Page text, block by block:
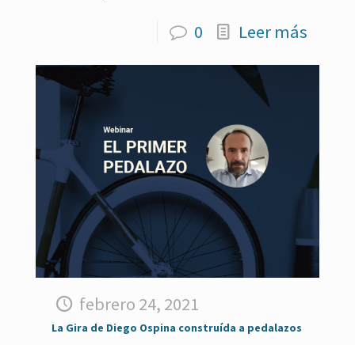
0
Leer más
febrero 24, 2021
La Gira de Diego Ospina construída a pedalazos